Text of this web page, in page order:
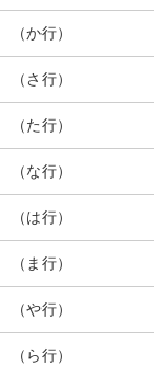
（か行）
（さ行）
（た行）
（な行）
（は行）
（ま行）
（や行）
（ら行）